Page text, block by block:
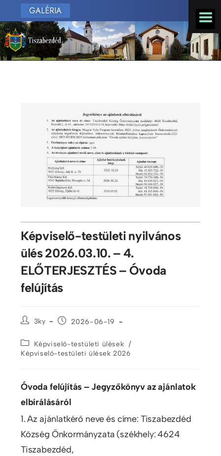
GALÉRIA
Képviselő-testületi nyilvános
ülés 2026.03.10. – 4.
ELŐTERJESZTÉS – Óvoda
felújítás
3ky 2026-06-19
Képviselő-testületi ülések /
Képviselő-testületi ülések 2026
Óvoda felújítás – Jegyzőkönyv az ajánlatok
elbírálásáról
1. Az ajánlatkérő neve és címe: Tiszabezdéd
Község Önkormányzata (székhely: 4624
Tiszabezdéd,